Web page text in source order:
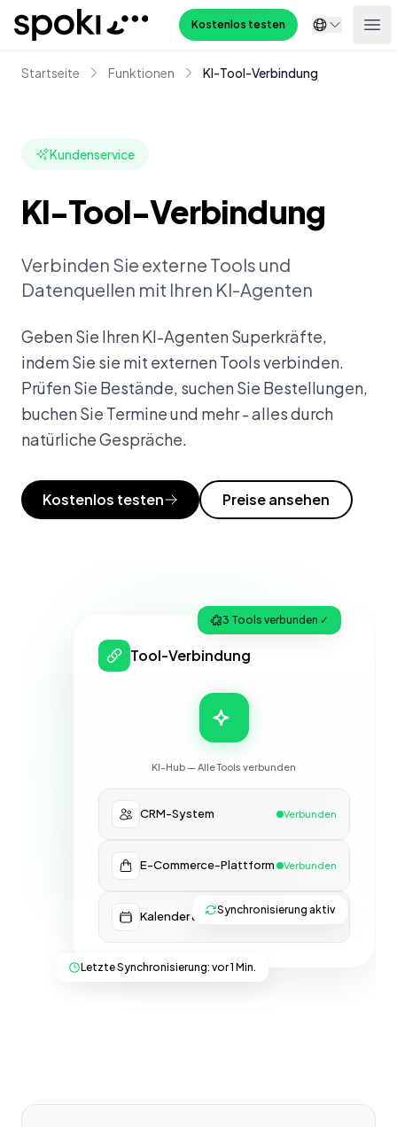
Spoki Kostenlos testen
Startseite Funktionen KI-Tool-Verbindung
Kundenservice
KI-Tool-Verbindung
Verbinden Sie externe Tools und
Datenquellen mit Ihren KI-Agenten
Geben Sie Ihren KI-Agenten Superkräfte,
indem Sie sie mit externen Tools verbinden.
Prüfen Sie Bestände, suchen Sie Bestellungen,
buchen Sie Termine und mehr - alles durch
natürliche Gespräche.
Kostenlos testen Preise ansehen
Tool-Verbindung
KI-Hub — Alle Tools verbunden
CRM-System Verbunden
E-Commerce-Plattform Verbunden
Kalender & Buchungen Verbunden
3 Tools verbunden ✓
Synchronisierung aktiv
Letzte Synchronisierung: vor 1 Min.